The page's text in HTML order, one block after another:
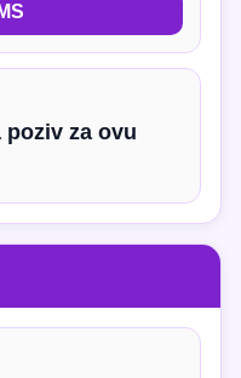
poziv za ovu